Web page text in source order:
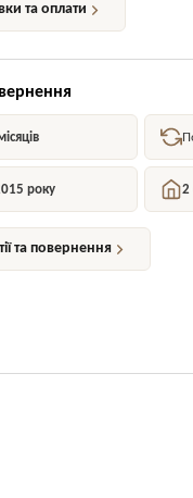
та оплати
року 2
та повернення